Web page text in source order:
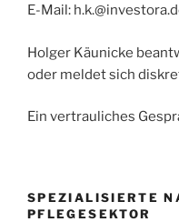
E-Mail:
Holger Käunicke
oder meldet sich
Ein vertrauliches
SPEZIALISIERTE
PFLEGESEKTOR